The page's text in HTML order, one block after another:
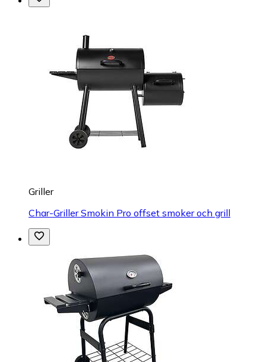
Griller
Char-Griller Smokin Pro offset smoker och grill